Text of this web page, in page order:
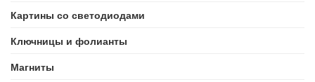
Картины со светодиодами
Ключницы и фолианты
Магниты